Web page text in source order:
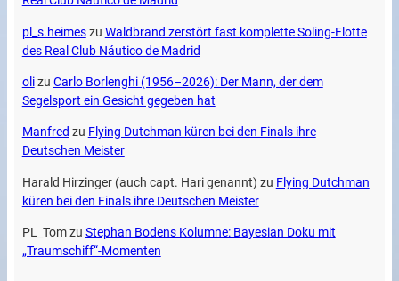
pl_s.heimeszu Waldbrand zerstört fast komplette Soling-Flotte
des Real Club Náutico de Madrid
olizu Carlo Borlenghi (1956–2026): Der Mann, der dem
Segelsport ein Gesicht gegeben hat
Manfred zu Flying Dutchman küren bei den Finals ihre
Deutschen Meister
Harald Hirzinger (auch capt. Hari genannt) zu Flying Dutchman
küren bei den Finals ihre Deutschen Meister
PL_Tomzu Stephan Bodens Kolumne: Bayesian Doku mit
„Traumschiff“-Momenten